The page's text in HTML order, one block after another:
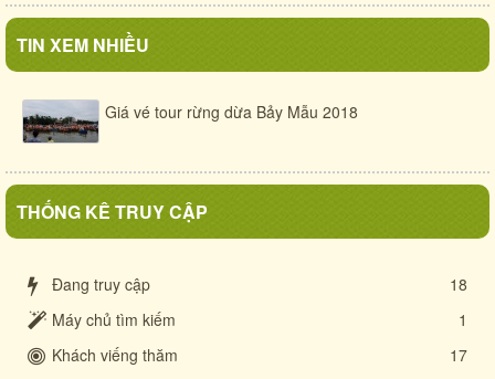
TIN XEM NHIỀU
Giá vé tour rừng dừa Bảy Mẫu 2018
THỐNG KÊ TRUY CẬP
Đang truy cập
18
Máy chủ tìm kiếm
1
Khách viếng thăm
17